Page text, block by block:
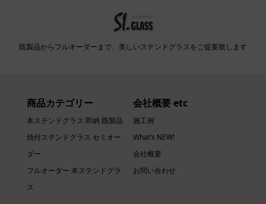
既製品からフルオーダーまで、美しいステンドグラスをご提案致します
商品カテゴリー
本ステンドグラス 即納 既製品
焼付ステンドグラス セミオー
ダー
フルオーダー 本ステンドグラ
ス
会社概要 etc
施工例
What’s NEW!
会社概要
お問い合わせ